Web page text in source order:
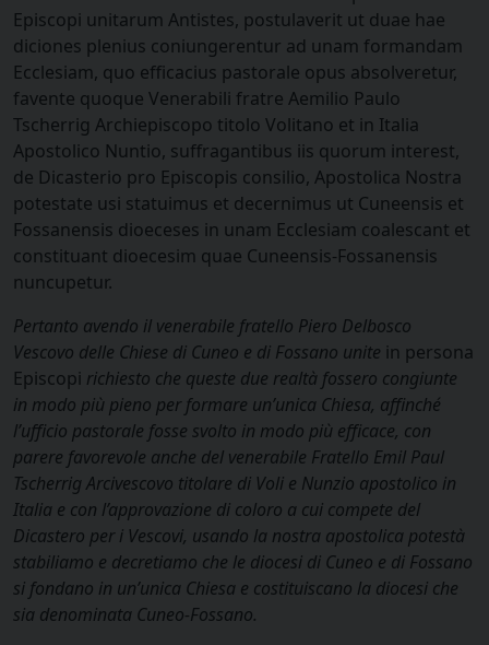
Episcopi unitarum Antistes, postulaverit ut duae hae
diciones plenius coniungerentur ad unam formandam
Ecclesiam, quo efficacius pastorale opus absolveretur,
favente quoque Venerabili fratre Aemilio Paulo
Tscherrig Archiepiscopo titolo Volitano et in Italia
Apostolico Nuntio, suffragantibus iis quorum interest,
de Dicasterio pro Episcopis consilio, Apostolica Nostra
potestate usi statuimus et decernimus ut Cuneensis et
Fossanensis dioeceses in unam Ecclesiam coalescant et
constituant dioecesim quae Cuneensis-Fossanensis
nuncupetur.
Pertanto avendo il venerabile fratello Piero Delbosco
Vescovo delle Chiese di Cuneo e di Fossano unite in persona
Episcopi richiesto che queste due realtà fossero congiunte
in modo più pieno per formare un’unica Chiesa, affinché
l’ufficio pastorale fosse svolto in modo più efficace, con
parere favorevole anche del venerabile Fratello Emil Paul
Tscherrig Arcivescovo titolare di Voli e Nunzio apostolico in
Italia e con l’approvazione di coloro a cui compete del
Dicastero per i Vescovi, usando la nostra apostolica potestà
stabiliamo e decretiamo che le diocesi di Cuneo e di Fossano
si fondano in un’unica Chiesa e costituiscano la diocesi che
sia denominata Cuneo-Fossano.